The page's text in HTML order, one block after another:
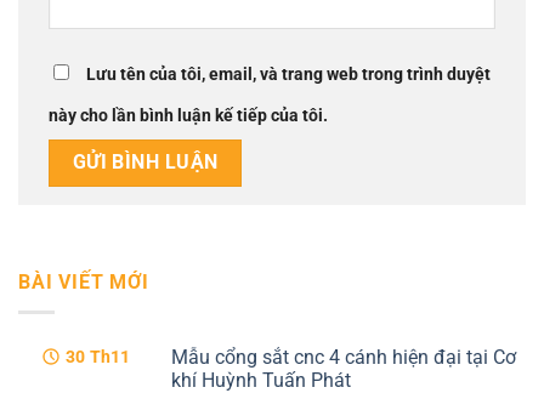
Lưu tên của tôi, email, và trang web trong trình duyệt
này cho lần bình luận kế tiếp của tôi.
BÀI VIẾT MỚI
30 Th11
Mẫu cổng sắt cnc 4 cánh hiện đại tại Cơ
khí Huỳnh Tuấn Phát